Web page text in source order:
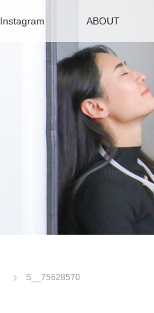
Instagram ABOUT
S__75628570